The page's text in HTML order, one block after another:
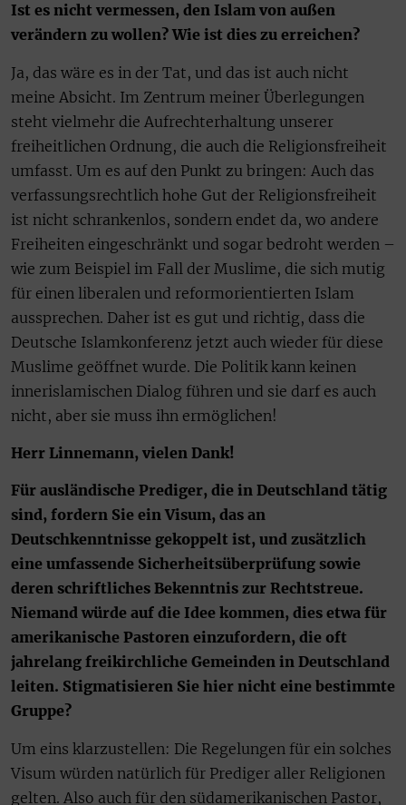
Ist es nicht vermessen, den Islam von außen
verändern zu wollen? Wie ist dies zu erreichen?
Ja, das wäre es in der Tat, und das ist auch nicht
meine Absicht. Im Zentrum meiner Überlegungen
steht vielmehr die Aufrechterhaltung unserer
freiheitlichen Ordnung, die auch die Religionsfreiheit
umfasst. Um es auf den Punkt zu bringen: Auch das
verfassungsrechtlich hohe Gut der Religionsfreiheit
ist nicht schrankenlos, sondern endet da, wo andere
Freiheiten eingeschränkt und sogar bedroht werden –
wie zum Beispiel im Fall der Muslime, die sich mutig
für einen liberalen und reformorientierten Islam
aussprechen. Daher ist es gut und richtig, dass die
Deutsche Islamkonferenz jetzt auch wieder für diese
Muslime geöffnet wurde. Die Politik kann keinen
innerislamischen Dialog führen und sie darf es auch
nicht, aber sie muss ihn ermöglichen!
Herr Linnemann, vielen Dank!
Für ausländische Prediger, die in Deutschland tätig
sind, fordern Sie ein Visum, das an
Deutschkenntnisse gekoppelt ist, und zusätzlich
eine umfassende Sicherheitsüberprüfung sowie
deren schriftliches Bekenntnis zur Rechtstreue.
Niemand würde auf die Idee kommen, dies etwa für
amerikanische Pastoren einzufordern, die oft
jahrelang freikirchliche Gemeinden in Deutschland
leiten. Stigmatisieren Sie hier nicht eine bestimmte
Gruppe?
Um eins klarzustellen: Die Regelungen für ein solches
Visum würden natürlich für Prediger aller Religionen
gelten. Also auch für den südamerikanischen Pastor,